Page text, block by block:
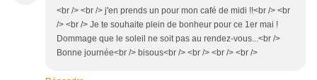
<br /> <br /> j'en prends un pour mon café de midi !!<br /> <br
/> <br /> Je te souhaite plein de bonheur pour ce 1er mai !
Dommage que le soleil ne soit pas au rendez-vous...<br />
Bonne journée<br /> bisous<br /> <br /> <br /> <br />